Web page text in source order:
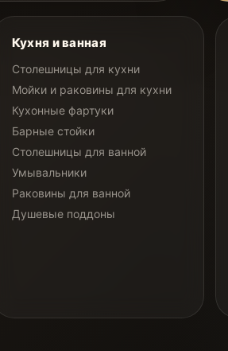
Кухня и ванная
Столешницы для кухни
Мойки и раковины для кухни
Кухонные фартуки
Барные стойки
Столешницы для ванной
Умывальники
Раковины для ванной
Душевые поддоны